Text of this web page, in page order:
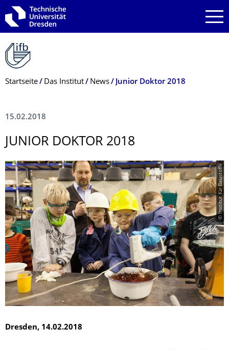
Zur Hauptnavigation springen
Zur Suche springen
Zum Inhalt springen
Breadcrumb-Menü
Startseite Das Institut News Junior Doktor 2018
15.02.2018
JUNIOR DOKTOR 2018
© Institut für Baustoffe
Dresden, 14.02.2018